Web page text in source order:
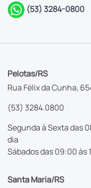
(53) 3284-0800
Pelotas/RS
Rua Félix da Cunha,
(53) 3284.0800
Segunda à Sexta das
dia
Sábados das 09:00 às
Santa Maria/RS